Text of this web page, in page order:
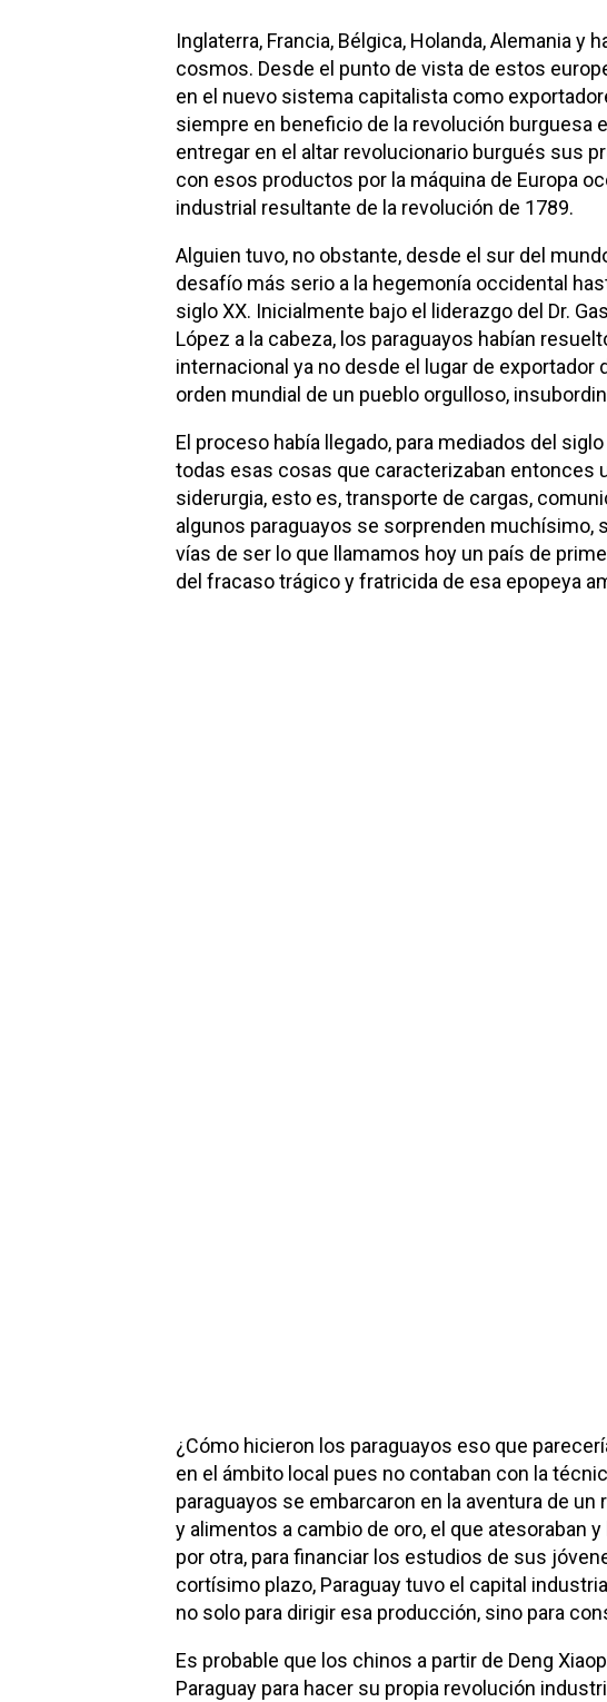
Inglaterra, Francia, Bélgica, Holanda, Alemania y
cosmos. Desde el punto de vista de estos
en el nuevo sistema capitalista como
siempre en beneficio de la revolución
entregar en el altar revolucionario burgués sus
con esos productos por la máquina de Europa
industrial resultante de la revolución de 1789.
Alguien tuvo, no obstante, desde el sur del
desafío más serio a la hegemonía occidental
siglo XX. Inicialmente bajo el liderazgo del Dr.
López a la cabeza, los paraguayos habían
internacional ya no desde el lugar de
orden mundial de un pueblo orgulloso,
El proceso había llegado, para mediados del
todas esas cosas que caracterizaban entonces
siderurgia, esto es, transporte de cargas,
algunos paraguayos se sorprenden muchísimo,
vías de ser lo que llamamos hoy un país de
del fracaso trágico y fratricida de esa epopeya
¿Cómo hicieron los paraguayos eso que
en el ámbito local pues no contaban con la
paraguayos se embarcaron en la aventura de
y alimentos a cambio de oro, el que atesoraban
por otra, para financiar los estudios de sus
cortísimo plazo, Paraguay tuvo el capital
no solo para dirigir esa producción, sino para
Es probable que los chinos a partir de Deng
Paraguay para hacer su propia revolución